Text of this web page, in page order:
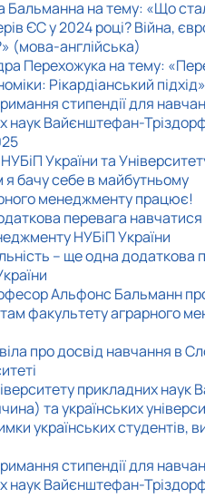
Бальманна на тему: «Що
ЄС у 2024 році? Війна,
(мова-англійська)
Перехожука на тему:
Рікардіанський підхід»
стипендії для навчан
наук Вайєнштефан-
України та
бачу себе в майбутньому
менеджменту працює!
перевага навчатися
НУБіП України
– ще одна додаткова п
Альфонс Бальманн
факультету аграрного
про досвід навчання в
прикладних наук
та українських універси
українських студентів,
стипендії для навчан
наук Вайєнштефан-